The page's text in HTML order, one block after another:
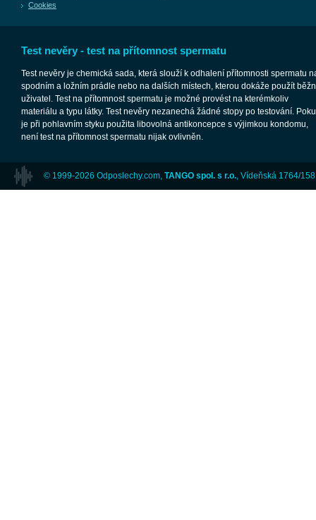
Cookies
Test nevěry - test na přítomnost spermatu
Test nevěry je chemická sada, která slouží k odhalení přítomnosti spermatu
spodním a ložním prádle nebo na dalších místech, kterou dokáže použít
uživatel. Test na přítomnost spermatu je možné provést na kterémkoliv
materiálu a typu látky. Test nevěry nezanechá žádné stopy po testování.
je při pohlavním styku použita libovolná antikoncepce s výjimkou kondomu,
není test na přítomnost spermatu nijak ovlivněn.
© 1999-2026 Odposlechy.com, TANGO spol. s r.o. , Vídeňská 1764/